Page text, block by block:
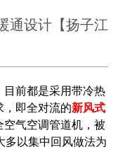
通设计【扬子江
目前都是采用带冷热
，即全对流的新风式
气空调管道机，被
多以集中回风做法为